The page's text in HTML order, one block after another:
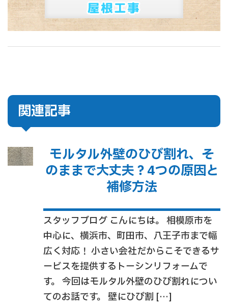
関連記事
モルタル外壁のひび割れ、そ
のままで大丈夫？4つの原因と
補修方法
スタッフブログ こんにちは。 相模原市を
中心に、横浜市、町田市、八王子市まで幅
広く対応！ 小さい会社だからこそできるサ
ービスを提供するトーシンリフォームで
す。 今回はモルタル外壁のひび割れについ
てのお話です。 壁にひび割 […]